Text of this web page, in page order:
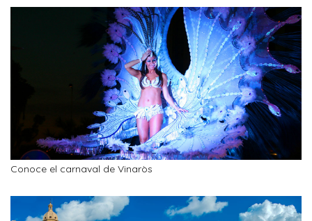
Conoce el carnaval de Vinaròs